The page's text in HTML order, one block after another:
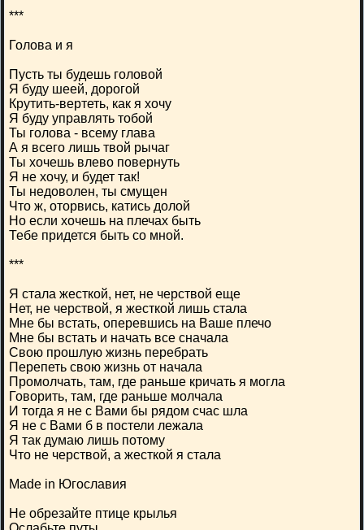
***
Голова и я
Пусть ты будешь головой
Я буду шеей, дорогой
Крутить-вертеть, как я хочу
Я буду управлять тобой
Ты голова - всему глава
А я всего лишь твой рычаг
Ты хочешь влево повернуть
Я не хочу, и будет так!
Ты недоволен, ты смущен
Что ж, оторвись, катись долой
Но если хочешь на плечах быть
Тебе придется быть со мной.
***
Я стала жесткой, нет, не черствой еще
Нет, не черствой, я жесткой лишь стала
Мне бы встать, оперевшись на Ваше плечо
Мне бы встать и начать все сначала
Свою прошлую жизнь перебрать
Перепеть свою жизнь от начала
Промолчать, там, где раньше кричать я могла
Говорить, там, где раньше молчала
И тогда я не с Вами бы рядом счас шла
Я не с Вами б в постели лежала
Я так думаю лишь потому
Что не черствой, а жесткой я стала
Made in Югославия
Не обрезайте птице крылья